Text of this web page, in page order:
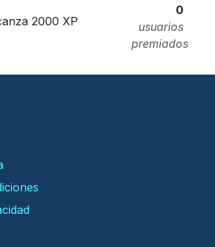
2000 XP
0
usuarios
premiados